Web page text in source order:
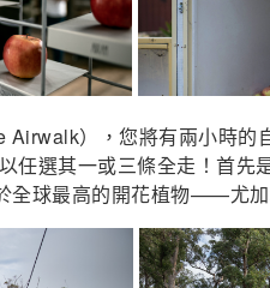
Airwalk），您將有兩小時的
任選其一或三條全走！首先
全球最高的開花植物——尤加